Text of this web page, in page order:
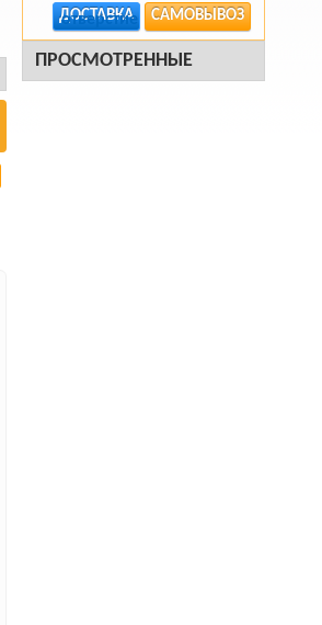
САМОВЫВОЗ
ДОСТАВКА
ПРОСМОТРЕННЫЕ